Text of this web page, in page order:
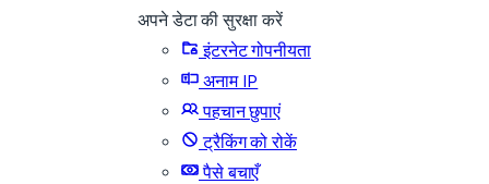
अपने डेटा की सुरक्षा करें
इंटरनेट गोपनीयता
अनाम IP
पहचान छुपाएं
ट्रैकिंग को रोकें
पैसे बचाएँ